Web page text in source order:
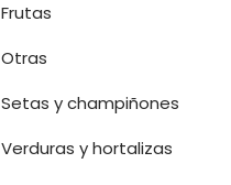
Frutas
Otras
Setas y champiñones
Verduras y hortalizas